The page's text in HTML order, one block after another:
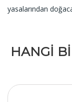
yasalarından
HANGİ